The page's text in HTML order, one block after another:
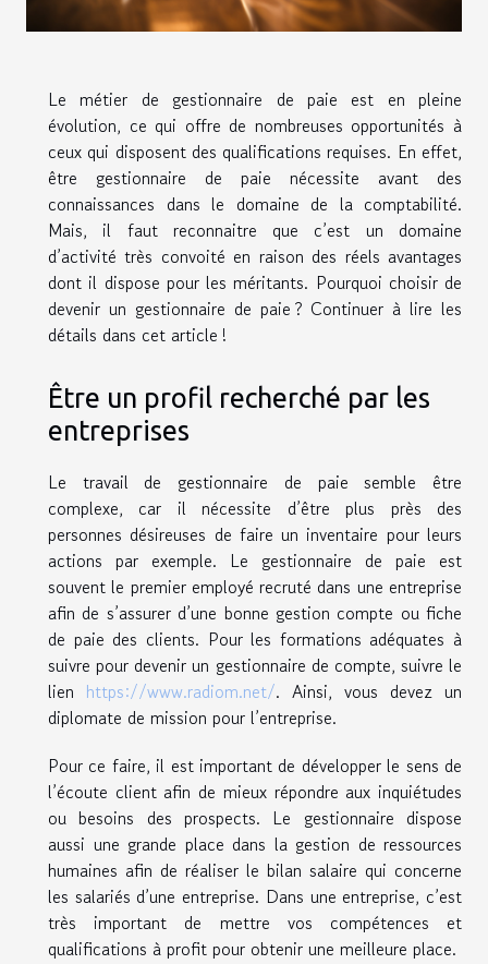
Le métier de gestionnaire de paie est en pleine
évolution, ce qui offre de nombreuses opportunités à
ceux qui disposent des qualifications requises. En effet,
être gestionnaire de paie nécessite avant des
connaissances dans le domaine de la comptabilité.
Mais, il faut reconnaitre que c’est un domaine
d’activité très convoité en raison des réels avantages
dont il dispose pour les méritants. Pourquoi choisir de
devenir un gestionnaire de paie ? Continuer à lire les
détails dans cet article !
Être un profil recherché par les
entreprises
Le travail de gestionnaire de paie semble être
complexe, car il nécessite d’être plus près des
personnes désireuses de faire un inventaire pour leurs
actions par exemple. Le gestionnaire de paie est
souvent le premier employé recruté dans une entreprise
afin de s’assurer d’une bonne gestion compte ou fiche
de paie des clients. Pour les formations adéquates à
suivre pour devenir un gestionnaire de compte, suivre le
lien https://www.radiom.net/. Ainsi, vous devez un
diplomate de mission pour l’entreprise.
Pour ce faire, il est important de développer le sens de
l’écoute client afin de mieux répondre aux inquiétudes
ou besoins des prospects. Le gestionnaire dispose
aussi une grande place dans la gestion de ressources
humaines afin de réaliser le bilan salaire qui concerne
les salariés d’une entreprise. Dans une entreprise, c’est
très important de mettre vos compétences et
qualifications à profit pour obtenir une meilleure place.